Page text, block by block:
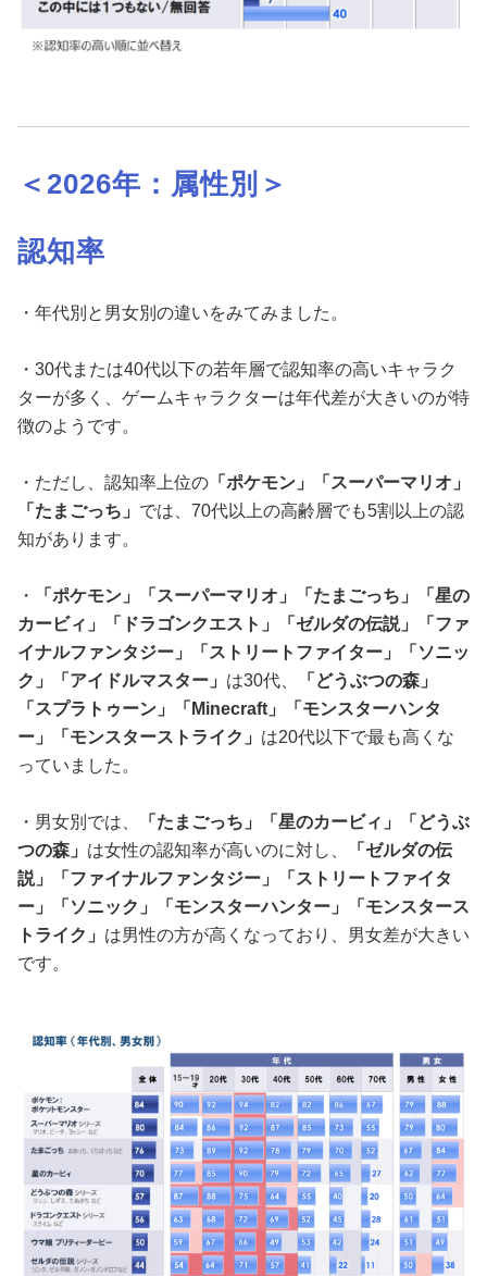
＜2026年：属性別 ＞
認知率
・年代別と男女別の違いをみてみました。
・30代または40代以下の若年層で認知率の高いキャラク
ターが多く、ゲームキャラクターは年代差が大きいのが特
徴のようです。
・ただし、認知率上位の 「ポケモン」「スーパーマリオ」
「たまごっち」 では、70代以上の高齢層でも5割以上の認
知があります。
・
「ポケモン」「スーパーマリオ」「たまごっち」「星の
カービィ」「ドラゴンクエスト」「ゼルダの伝説」「ファ
イナルファンタジー」「ストリートファイター」「ソニッ
ク」「アイドルマスター」 は30代、
「どうぶつの森」
「スプラトゥーン」「 Minecraft 」「モンスターハンタ
ー」「モンスターストライク」 は20代以下で最も高くな
っていました。
・男女別では、 「 たまごっち」「星のカービィ」「どうぶ
つの森」 は女性の認知率が高いのに対し、
「ゼルダの伝
説」「ファイナルファンタジー」「ストリートファイタ
ー」「ソニック」「モンスターハンター」「モンスタース
トライク」 は男性の方が高くなっており、男女差が大きい
です。